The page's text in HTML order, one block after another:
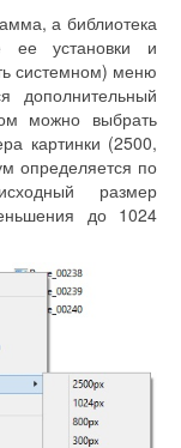
а библиотека
ее установки и
системном) меню
дополнительный
можно выбрать
картинки (2500,
определяется по
размер
до 1024